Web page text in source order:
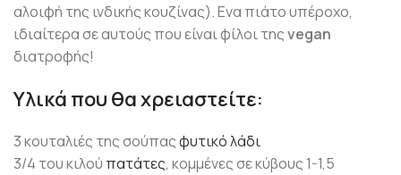
αλοιφή της ινδικής κουζίνας). Ενα πιάτο υπέροχο,
ιδιαίτερα σε αυτούς που είναι φίλοι τηςvegan
διατροφής!
Υλικά που θα χρειαστείτε:
3 κουταλιές της σούπαςφυτικό λάδι
3/4 του κιλού πατάτες, κομμένες σε κύβους 1-1,5